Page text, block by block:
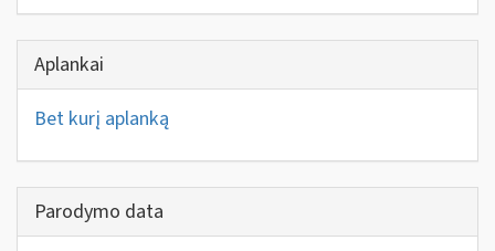
Aplankai
Bet kurį aplanką
Parodymo data